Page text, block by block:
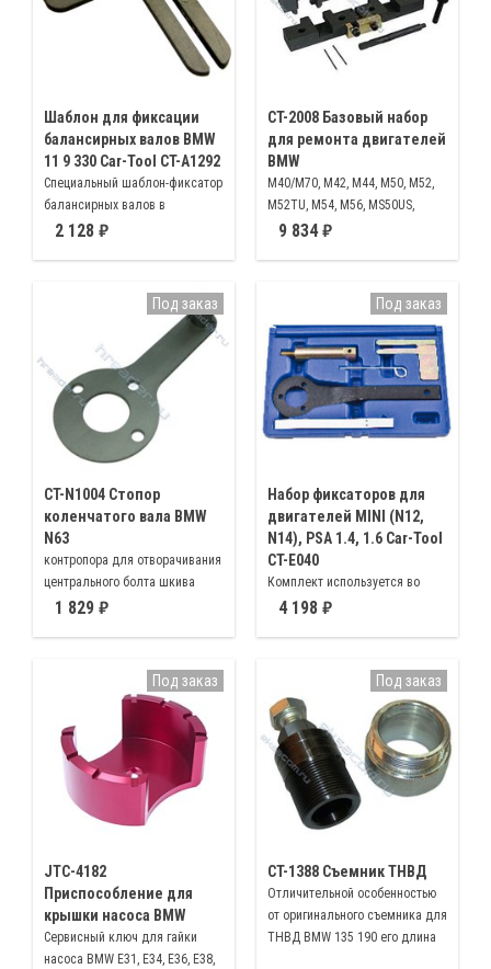
Шаблон для фиксации
балансирных валов BMW
11 9 330 Car-Tool CT-A1292
Специальный шаблон-фиксатор
балансирных валов в
положении ВМТ на
оригинальный номер 119330
2 128
CT-2008 Базовый набор
для ремонта двигателей
BMW
M40/M70, M42, M44, M50, M52,
M52TU, M54, M56, MS50US,
S52US, M60/M62
9 834
CT-N1004 Стопор
коленчатого вала BMW
N63
контропора для отворачивания
центрального болта шкива
коленчатого вала
1 829
Под заказ
Набор фиксаторов для
двигателей MINI (N12,
N14), PSA 1.4, 1.6 Car-Tool
CT-E040
Комплект используется во
время процедуры замены
4 198
Под заказ
JTC-4182
Приспособление для
крышки насоса BMW
Сервисный ключ для гайки
насоса BMW E31, E34, E36, E38,
Под заказ
CT-1388 Съемник ТНВД
Отличительной особенностью
от оригинального съемника для
ТНВД BMW 135 190 его длина
Под заказ